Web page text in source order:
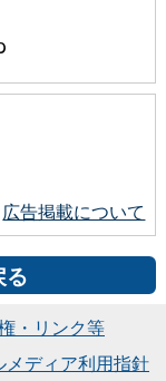
広告掲載について
る
・リンク等
メディア利用指針